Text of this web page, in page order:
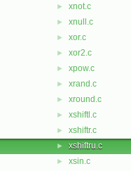
► xnot.c
► xnull.c
► xor.c
► xor2.c
► xpow.c
► xrand.c
► xround.c
► xshiftl.c
► xshiftr.c
► xshiftru.c
► xsin.c